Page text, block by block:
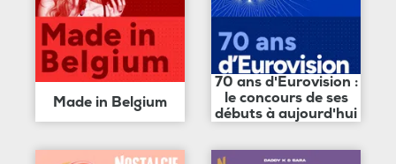
Made in Belgium
70 ans d'Eurovision :
le concours de ses
débuts à aujourd'hui